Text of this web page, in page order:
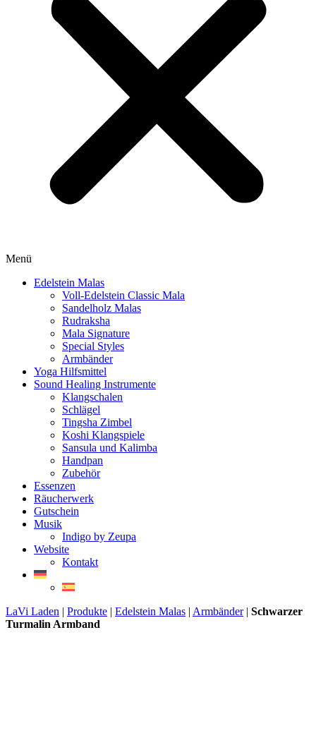
Menü
Edelstein Malas
Voll-Edelstein Classic Mala
Sandelholz Malas
Rudraksha
Mala Signature
Special Styles
Armbänder
Yoga Hilfsmittel
Sound Healing Instrumente
Klangschalen
Schlägel
Tingsha Zimbel
Koshi Klangspiele
Sansula und Kalimba
Handpan
Zubehör
Essenzen
Räucherwerk
Gutschein
Musik
Indigo by Zeupa
Website
Kontakt
LaVi Laden | Produkte | Edelstein Malas | Armbänder| Schwarzer
Turmalin Armband